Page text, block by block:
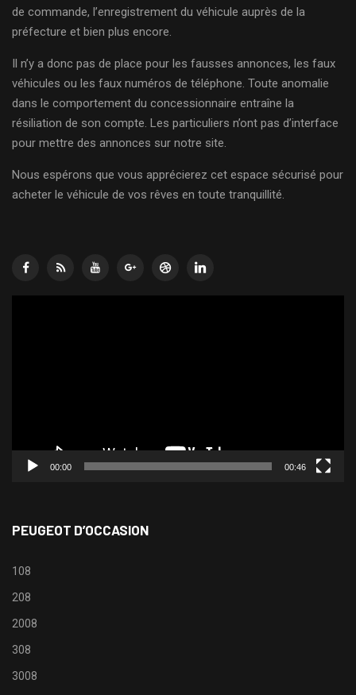
de commande, l’enregistrement du véhicule auprès de la
préfecture et bien plus encore.
Il n’y a donc pas de place pour les fausses annonces, les faux
véhicules ou les faux numéros de téléphone. Toute anomalie
dans le comportement du concessionnaire entraîne la
résiliation de son compte. Les particuliers n’ont pas d’interface
pour mettre des annonces sur notre site.
Nous espérons que vous apprécierez cet espace sécurisé pour
acheter le véhicule de vos rêves en toute tranquillité.
00:00 00:46
PEUGEOT D’OCCASION
108
208
2008
308
3008